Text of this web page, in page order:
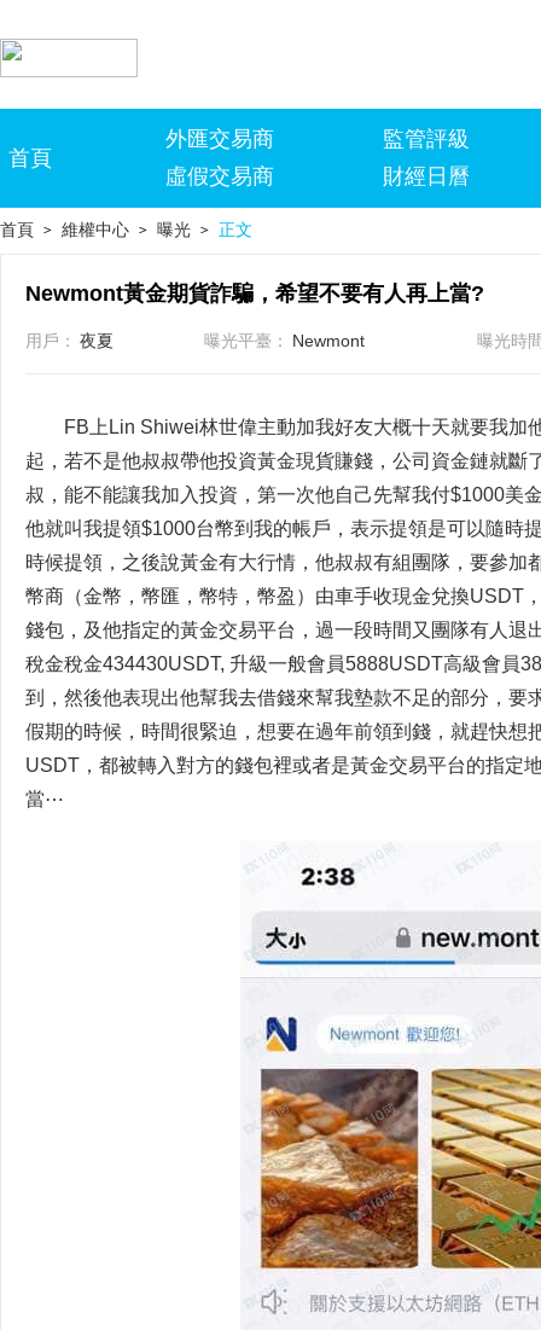
首頁
外匯交易商
虛假交易商
監管評級
財經日曆
首頁 > 維權中心 > 曝光 > 正文
Newmont黃金期貨詐騙，希望不要有人再上當?
用戶： 夜夏 曝光平臺： Newmont 曝光時
FB上Lin Shiwei林世偉主動加我好友大概十天就要我
起，若不是他叔叔帶他投資黃金現貨賺錢，公司資金鏈就
叔，能不能讓我加入投資，第一次他自己先幫我付$1000美
他就叫我提領$1000台幣到我的帳戶，表示提領是可以隨時
時候提領，之後說黃金有大行情，他叔叔有組團隊，要參
幣商（金幣，幣匯，幣特，幣盈）由車手收現金兌換USDT
錢包，及他指定的黃金交易平台，過一段時間又團隊有人
稅金稅金434430USDT, 升級一般會員5888USDT高級會員
到，然後他表現出他幫我去借錢來幫我墊款不足的部分，
假期的時候，時間很緊迫，想要在過年前領到錢，就趕快
USDT，都被轉入對方的錢包裡或者是黃金交易平台的指定
當⋯